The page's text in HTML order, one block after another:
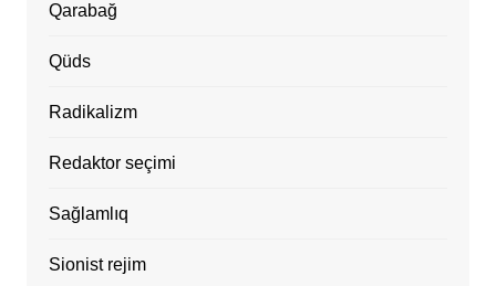
Qarabağ
Qüds
Radikalizm
Redaktor seçimi
Sağlamlıq
Sionist rejim